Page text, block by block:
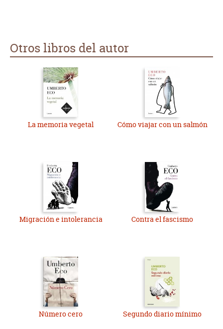
Otros libros del autor
La memoria vegetal Cómo viajar con un salmón
Migración e intolerancia Contra el fascismo
Número cero Segundo diario mínimo